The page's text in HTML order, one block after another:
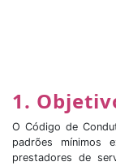
1.
O Código de
padrões mínimos
prestadores de